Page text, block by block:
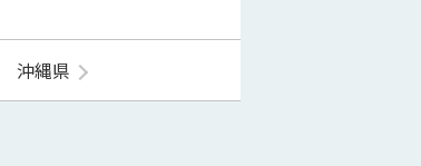
沖縄県